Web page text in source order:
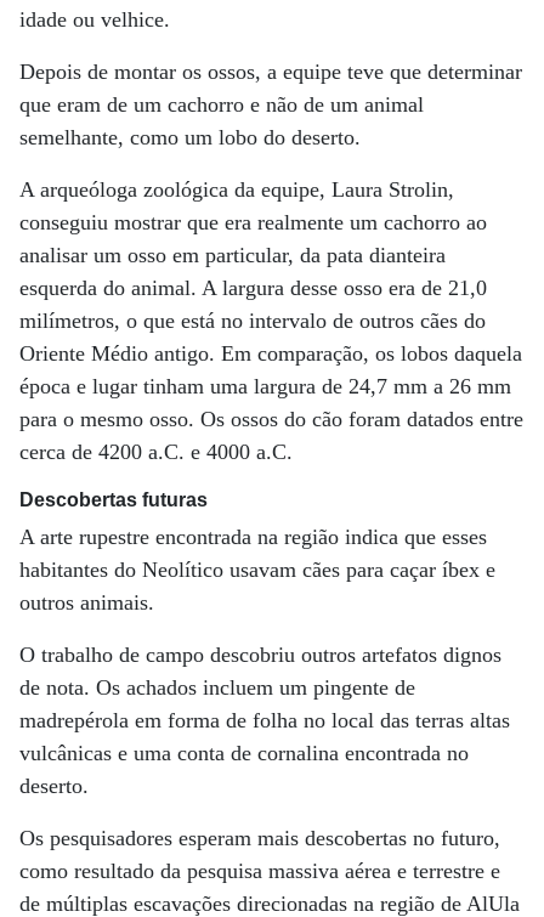
idade ou velhice.
Depois de montar os ossos, a equipe teve que determinar
que eram de um cachorro e não de um animal
semelhante, como um lobo do deserto.
A arqueóloga zoológica da equipe, Laura Strolin,
conseguiu mostrar que era realmente um cachorro ao
analisar um osso em particular, da pata dianteira
esquerda do animal. A largura desse osso era de 21,0
milímetros, o que está no intervalo de outros cães do
Oriente Médio antigo. Em comparação, os lobos daquela
época e lugar tinham uma largura de 24,7 mm a 26 mm
para o mesmo osso. Os ossos do cão foram datados entre
cerca de 4200 a.C. e 4000 a.C.
Descobertas futuras
A arte rupestre encontrada na região indica que esses
habitantes do Neolítico usavam cães para caçar íbex e
outros animais.
O trabalho de campo descobriu outros artefatos dignos
de nota. Os achados incluem um pingente de
madrepérola em forma de folha no local das terras altas
vulcânicas e uma conta de cornalina encontrada no
deserto.
Os pesquisadores esperam mais descobertas no futuro,
como resultado da pesquisa massiva aérea e terrestre e
de múltiplas escavações direcionadas na região de AlUla